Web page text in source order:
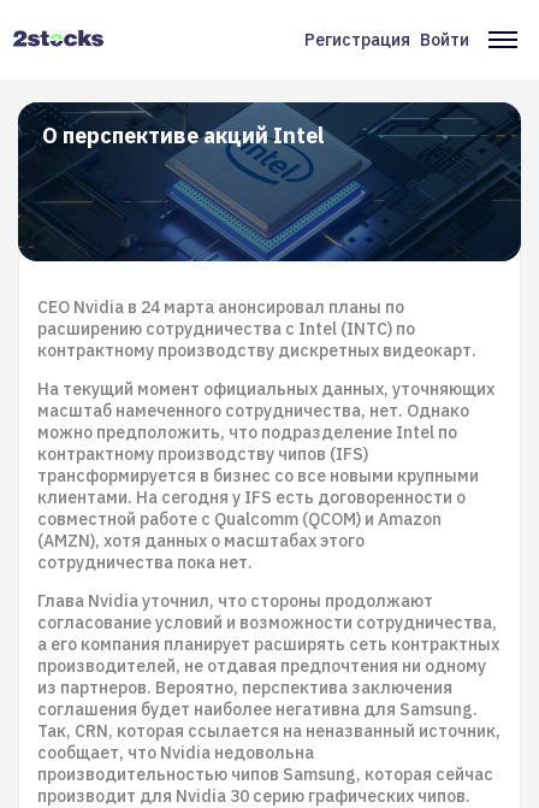
Меню
учётной
записи
пользователя
Регистрация Войти
О перспективе акций Intel
СЕО Nvidia в 24 марта анонсировал планы по
расширению сотрудничества с Intel (INTC) по
контрактному производству дискретных видеокарт.
На текущий момент официальных данных, уточняющих
масштаб намеченного сотрудничества, нет. Однако
можно предположить, что подразделение Intel по
контрактному производству чипов (IFS)
трансформируется в бизнес со все новыми крупными
клиентами. На сегодня у IFS есть договоренности о
совместной работе с Qualcomm (QCOM) и Amazon
(AMZN), хотя данных о масштабах этого
сотрудничества пока нет.
Глава Nvidia уточнил, что стороны продолжают
согласование условий и возможности сотрудничества,
а его компания планирует расширять сеть контрактных
производителей, не отдавая предпочтения ни одному
из партнеров. Вероятно, перспектива заключения
соглашения будет наиболее негативна для Samsung.
Так, CRN, которая ссылается на неназванный источник,
сообщает, что Nvidia недовольна
производительностью чипов Samsung, которая сейчас
производит для Nvidia 30 серию графических чипов.